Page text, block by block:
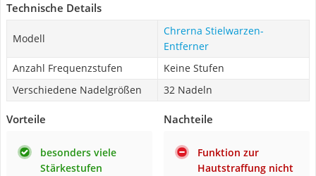
Technische Details
Modell
Chrerna Stielwarzen-
Entferner
Anzahl Frequenzstufen
Keine Stufen
Verschiedene Nadelgrößen
32 Nadeln
Vorteile
besonders viele
Stärkestufen
Nachteile
Funktion zur
Hautstraffung nicht